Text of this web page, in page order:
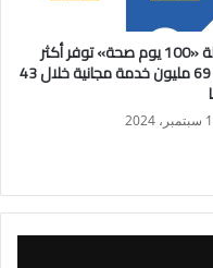
تنمية التجارة
مشروع قومي لإنشاء
بمحافظة الأقصر
أول مخزن في السويس
السلع الأساسية والمنتجات
دكتور احمد محمد صلاح أبو
حملة «100 يوم صحة» توفر أكثر
من 69 مليون خدمة مجانية خلال 43
2024